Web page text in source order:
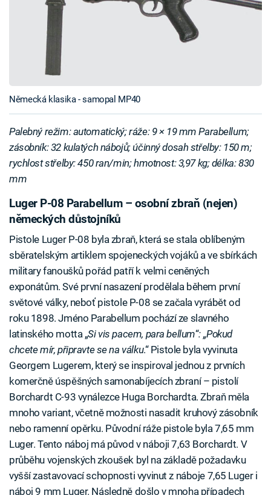
Německá klasika - samopal MP40
Palebný režim: automatický; ráže: 9 × 19 mm Parabellum;
zásobník: 32 kulatých nábojů; účinný dosah střelby: 150 m;
rychlost střelby: 450 ran/min; hmotnost: 3,97 kg; délka: 830
mm
Luger P-08 Parabellum – osobní zbraň (nejen)
německých důstojníků
Pistole Luger P-08 byla zbraň, která se stala oblíbeným
sběratelským artiklem spojeneckých vojáků a ve sbírkách
military fanoušků pořád patří k velmi ceněných
exponátům. Své první nasazení prodělala během první
světové války, neboť pistole P-08 se začala vyrábět od
roku 1898. Jméno Parabellum pochází ze slavného
latinského motta „Si vis pacem, para bellum“: „Pokud
chcete mír, připravte se na válku.“ Pistole byla vyvinuta
Georgem Lugerem, který se inspiroval jednou z prvních
komerčně úspěšných samonabíjecích zbraní – pistolí
Borchardt C-93 vynálezce Huga Borchardta. Zbraň měla
mnoho variant, včetně možnosti nasadit kruhový zásobník
nebo ramenní opěrku. Původní ráže pistole byla 7,65 mm
Luger. Tento náboj má původ v náboji 7,63 Borchardt. V
průběhu vojenských zkoušek byl na základě požadavku
vyšší zastavovací schopnosti vyvinut z náboje 7,65 Luger i
náboj 9 mm Luger. Následně došlo v mnoha případech